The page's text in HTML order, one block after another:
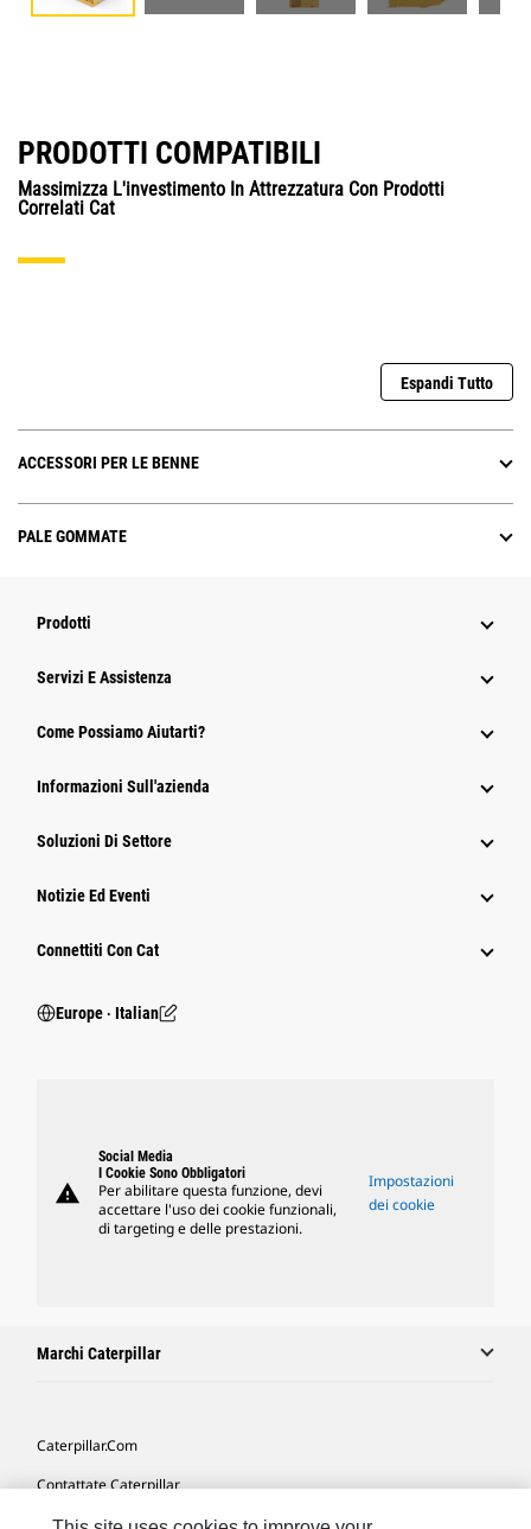
PRODOTTI COMPATIBILI
Massimizza L'investimento In Attrezzatura Con Prodotti
Correlati Cat
Espandi Tutto
ACCESSORI PER LE BENNE
PALE GOMMATE
Prodotti
Servizi E Assistenza
Come Possiamo Aiutarti?
Informazioni Sull'azienda
Soluzioni Di Settore
Notizie Ed Eventi
Connettiti Con Cat
Europe ‧ Italian
warning
Social Media
I Cookie Sono Obbligatori
Per abilitare questa funzione, devi
accettare l'uso dei cookie funzionali,
di targeting e delle prestazioni.
Impostazioni
dei cookie
Marchi Caterpillar
Caterpillar.com
Contattate Caterpillar
Le Mie Preferenze Di Marketing